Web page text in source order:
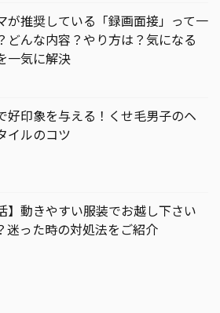
が推奨している「録画面接」って一
どんな内容？やり方は？気になる
一気に解決
好印象を与える！くせ毛男子のヘ
イルのコツ
】動きやすい服装でお越し下さい
迷った時の対処法をご紹介